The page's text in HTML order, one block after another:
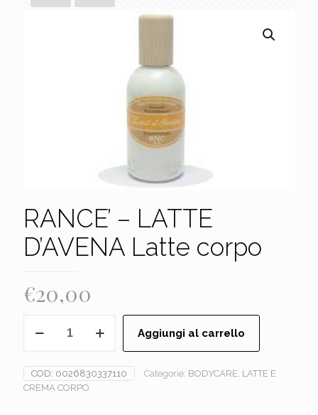
RANCE’ – LATTE
D’AVENA Latte corpo
€20,00
Latte
corpo
Aggiungi al carrello
COD: 0026830337110 Categorie: BODYCARE, LATTE E
CREMA CORPO